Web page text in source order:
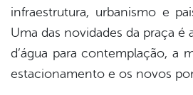
infraestrutura, urbanismo e
Uma das novidades da praça
d’água para contemplação, a
estacionamento e os novos